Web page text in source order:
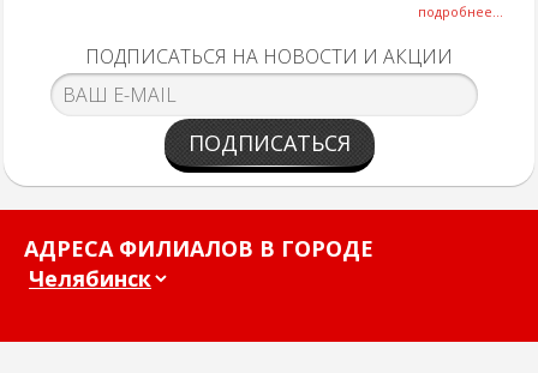
подробнее...
ПОДПИСАТЬСЯ НА НОВОСТИ И АКЦИИ
ПОДПИСАТЬСЯ
АДРЕСА ФИЛИАЛОВ В ГОРОДЕ